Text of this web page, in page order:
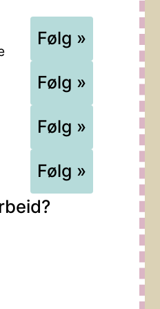
Følg »
Følg »
Følg »
Følg »